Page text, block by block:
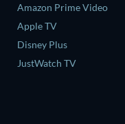
Amazon Prime Video
Apple TV
Disney Plus
JustWatch TV